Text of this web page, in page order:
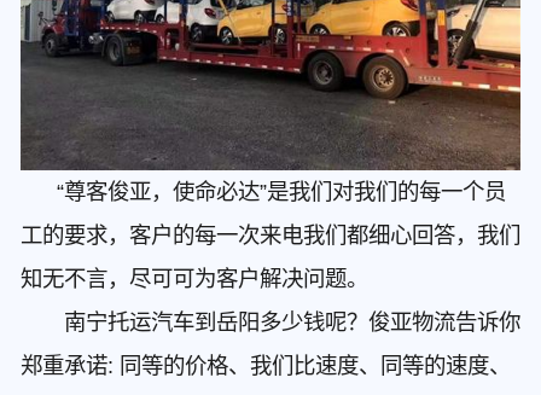
“尊客俊亚，使命必达”是我们对我们的每一个员
工的要求，客户的每一次来电我们都细心回答，我们
知无不言，尽可可为客户解决问题。
南宁托运汽车到岳阳多少钱呢？俊亚物流告诉你
郑重承诺: 同等的价格、我们比速度、同等的速度、